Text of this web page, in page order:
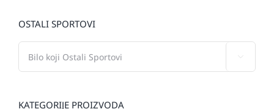
OSTALI SPORTOVI
KATEGORIJE PROIZVODA